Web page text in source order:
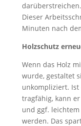
Dieser
Minuten nach
Holzschutz
Wenn das Holz
wurde, gestaltet
unkompliziert.
tragfähig, kann
und ggf.
werden. Das